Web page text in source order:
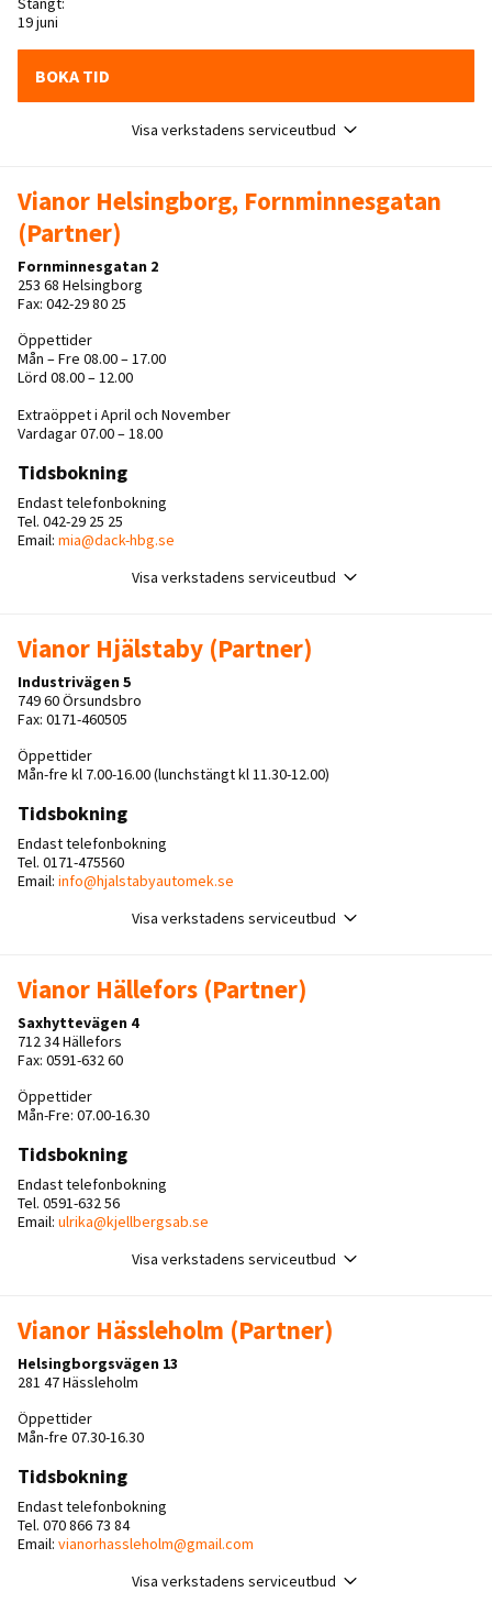
19 juni
BOKA TID
Visa verkstadens serviceutbud
Vianor Helsingborg, Fornminnesgatan
(Partner)
Fornminnesgatan 2
253 68 Helsingborg
Fax: 042-29 80 25
Öppettider
Mån – Fre 08.00 – 17.00
Lörd 08.00 – 12.00
Extraöppet i April och November
Vardagar 07.00 – 18.00
Tidsbokning
Endast telefonbokning
Tel. 042-29 25 25
Email: mia@dack-hbg.se
Visa verkstadens serviceutbud
Vianor Hjälstaby (Partner)
Industrivägen 5
749 60 Örsundsbro
Fax: 0171-460505
Öppettider
Mån-fre kl 7.00-16.00 (lunchstängt kl 11.30-12.00)
Tidsbokning
Endast telefonbokning
Tel. 0171-475560
Email: info@hjalstabyautomek.se
Visa verkstadens serviceutbud
Vianor Hällefors (Partner)
Saxhyttevägen 4
712 34 Hällefors
Fax: 0591-632 60
Öppettider
Mån-Fre: 07.00-16.30
Tidsbokning
Endast telefonbokning
Tel. 0591-632 56
Email: ulrika@kjellbergsab.se
Visa verkstadens serviceutbud
Vianor Hässleholm (Partner)
Helsingborgsvägen 13
281 47 Hässleholm
Öppettider
Mån-fre 07.30-16.30
Tidsbokning
Endast telefonbokning
Tel. 070 866 73 84
Email: vianorhassleholm@gmail.com
Visa verkstadens serviceutbud